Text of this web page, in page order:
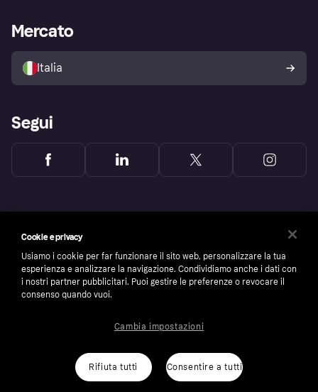
Esplora i negozi
Politica di protezione
dell'acquirente Klarna
Accesso aziende
Mercato
Italia
Segui
number: 556737-0431
Cookies Klarna.com
Cookie e privacy
Usiamo i cookie per far funzionare il sito web, personalizzare la tua
esperienza e analizzare la navigazione. Condividiamo anche i dati con
i nostri partner pubblicitari. Puoi gestire le preferenze o revocare il
consenso quando vuoi.
Rifiuta tutti Consentire a tutti
Cambia impostazioni